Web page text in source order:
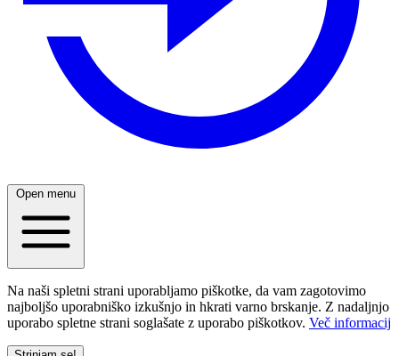
Open menu
Na naši spletni strani uporabljamo piškotke, da vam zagotovimo
najboljšo uporabniško izkušnjo in hkrati varno brskanje. Z nadaljnjo
uporabo spletne strani soglašate z uporabo piškotkov. Več informacij